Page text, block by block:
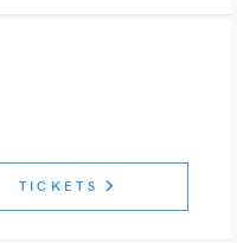
TICKETS